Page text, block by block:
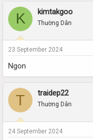
K kimtakgoo
Thường Dân
23 September 2024
Ngon
T traidep22
Thường Dân
24 September 2024